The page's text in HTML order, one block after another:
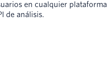
en cualquier plataforma
de análisis.